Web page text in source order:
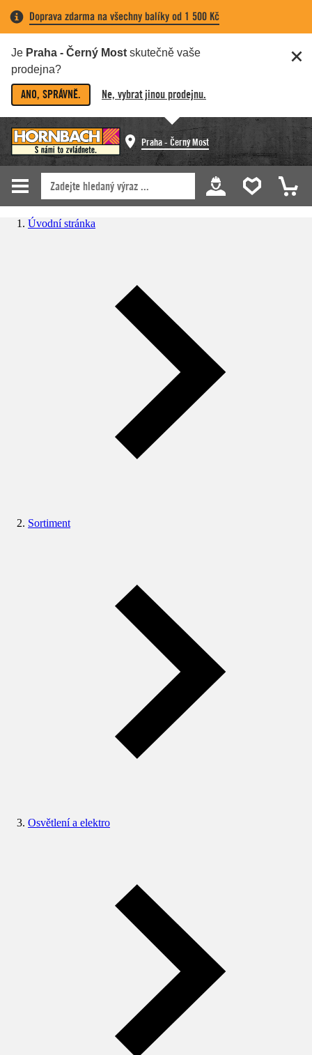
Doprava zdarma na všechny balíky od 1 500 Kč
Je Praha - Černý Most skutečně vaše
prodejna?
ANO, SPRÁVNĚ. Ne, vybrat jinou prodejnu.
Praha - Černý Most
Úvodní stránka
Sortiment
Osvětlení a elektro